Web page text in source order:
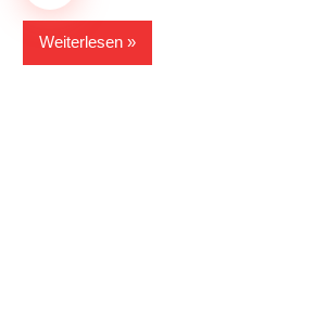
Weiterlesen